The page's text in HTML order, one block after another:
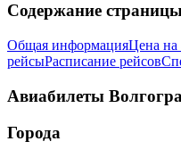
Содержание
Общая информацияЦена на
рейсыРасписание рейсов
Авиабилеты
Города